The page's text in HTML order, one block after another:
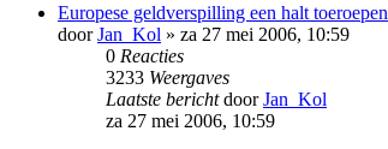
Europese geldverspilling een halt toeroepen
doorJan_Kol » za 27 mei 2006, 10:59
0 Reacties
3233 Weergaves
Laatste berichtdoorJan_Kol
za 27 mei 2006, 10:59